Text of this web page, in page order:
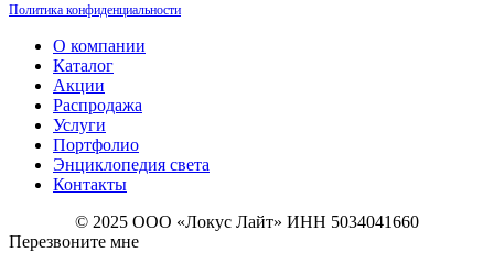
Политика конфиденциальности
О компании
Каталог
Акции
Распродажа
Услуги
Портфолио
Энциклопедия света
Контакты
© 2025 ООО «Локус Лайт» ИНН 5034041660
Перезвоните мне